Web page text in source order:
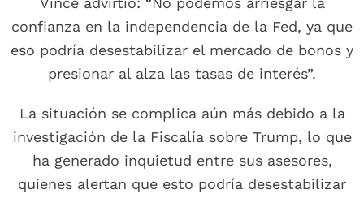
confianza en la independencia de la Fed, ya que
eso podría desestabilizar el mercado de bonos y
presionar al alza las tasas de interés”.
La situación se complica aún más debido a la
investigación de la Fiscalía sobre Trump, lo que
ha generado inquietud entre sus asesores,
quienes alertan que esto podría desestabilizar